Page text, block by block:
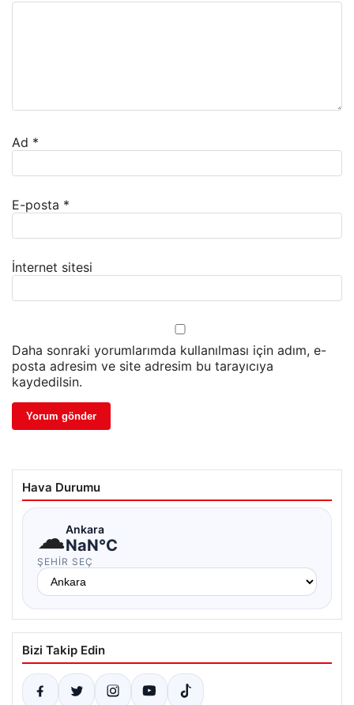
Ad *
E-posta *
İnternet sitesi
Daha sonraki yorumlarımda kullanılması için adım, e-
posta adresim ve site adresim bu tarayıcıya
kaydedilsin.
Hava Durumu
☁Ankara
NaN°C
ŞEHIR SEÇ
Bizi Takip Edin